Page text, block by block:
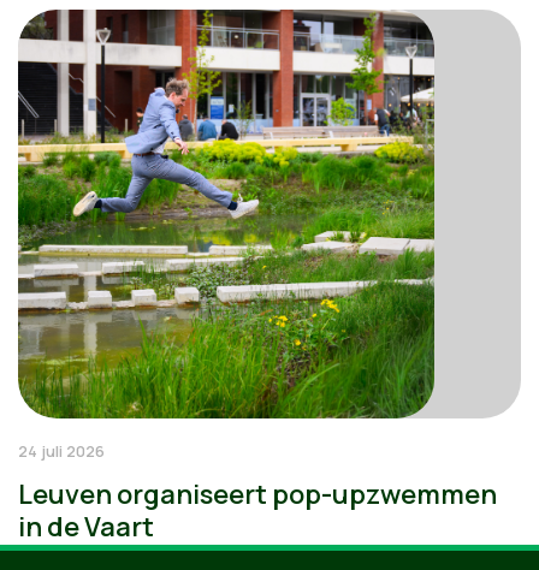
24 juli 2026
Leuven organiseert pop-upzwemmen
in de Vaart